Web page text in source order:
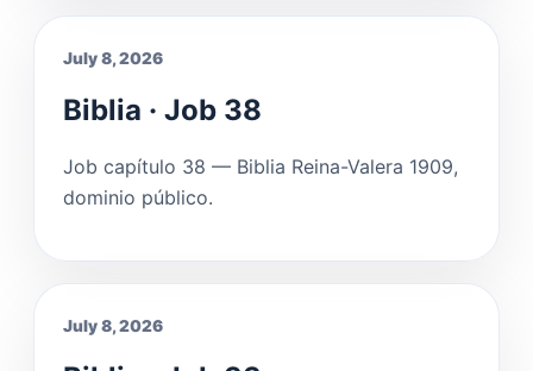
July 8, 2026
Biblia · Job 38
Job capítulo 38 — Biblia Reina-Valera 1909,
dominio público.
July 8, 2026